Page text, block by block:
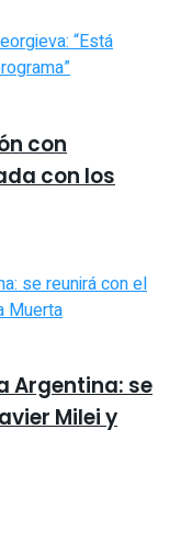
con
con los
Argentina: se
Milei y